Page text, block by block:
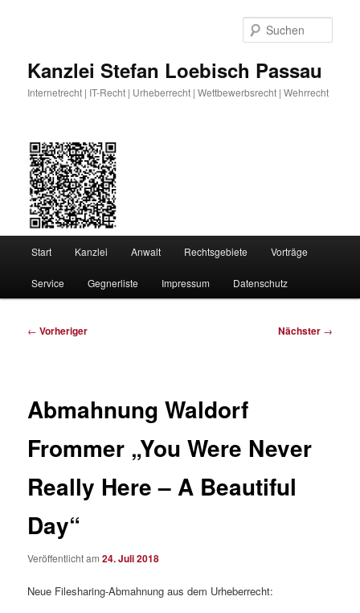
Kanzlei Stefan Loebisch Passau
Internetrecht | IT-Recht | Urheberrecht | Wettbewerbsrecht | Wehrrecht
Start Kanzlei Anwalt Rechtsgebiete Vorträge
Service Gegnerliste Impressum Datenschutz
Beitragsnavigation
← Vorheriger Nächster →
Abmahnung Waldorf
Frommer „You Were Never
Really Here – A Beautiful
Day“
Veröffentlicht am24. Juli 2018
Neue Filesharing-Abmahnung aus dem Urheberrecht: